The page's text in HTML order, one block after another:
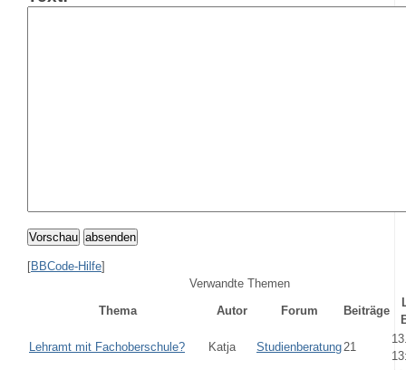
Vorschau absenden
[BBCode-Hilfe]
Verwandte Themen
Thema
Autor Forum Beiträge
Lehramt mit Fachoberschule?
Katja Studienberatung 21